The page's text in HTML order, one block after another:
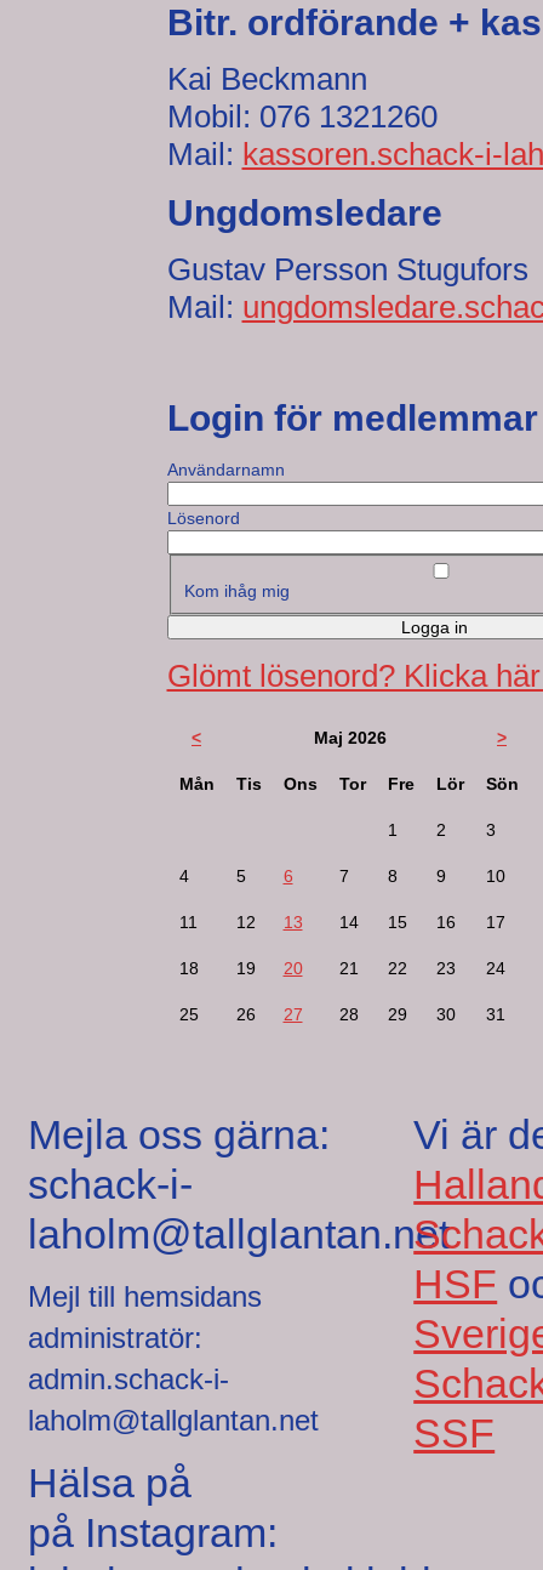
Bitr. ordförande +
Kai Beckmann
Mobil: 076 1321260
Mail: kassoren.schack-i-
Ungdomsledare
Gustav Persson Stugufors
Mail:
Login för medlemmar
Användarnamn
Lösenord
Kom ihåg mig
Logga in
Glömt lösenord? Klicka
< Maj 2026 >
Mån Tis Ons Tor Fre Lör Sön
1 2 3
4 5 6 7 8 9 10
11 12 13 14 15 16 17
18 19 20 21 22 23 24
25 26 27 28 29 30 31
Mejla oss gärna:
schack-i-
laholm@tallglantan.net
Mejl till hemsidans
administratör:
admin.schack-i-
laholm@tallglantan.net
Hälsa på
på Instagram:
Vi är
HSF
SSF